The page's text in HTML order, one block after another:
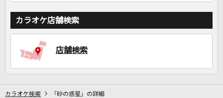
カラオケ店舗検索
店舗検索
カラオケ検索 「砂の惑星」の詳細